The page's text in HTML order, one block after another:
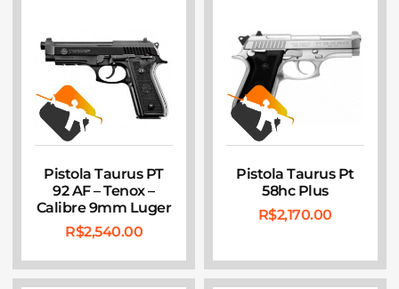
Pistola Taurus PT
92 AF – Tenox –
Calibre 9mm Luger
R$2,540.00
Pistola Taurus Pt
58hc Plus
R$2,170.00